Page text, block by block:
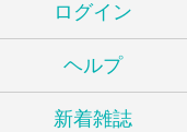
ログイン
ヘルプ
新着雑誌